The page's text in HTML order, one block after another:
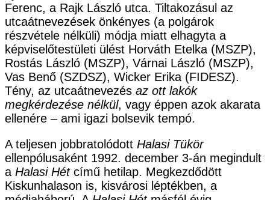
Ferenc, a Rajk László utca. Tiltakozásul az
utcaátnevezések önkényes (a polgárok
részvétele nélküli) módja miatt elhagyta a
képviselőtestületi ülést Horváth Etelka (MSZP),
Rostás László (MSZP), Várnai László (MSZP),
Vas Benő (SZDSZ), Wicker Erika (FIDESZ).
Tény, az utcaátnevezés az ott lakók
megkérdezése nélkül, vagy éppen azok akarata
ellenére – ami igazi bolsevik tempó.
A teljesen jobbratolódott Halasi Tükör
ellenpólusaként 1992. december 3-án megindult
a Halasi Hétcímű hetilap. Megkezdődött
Kiskunhalason is, kisvárosi léptékben, a